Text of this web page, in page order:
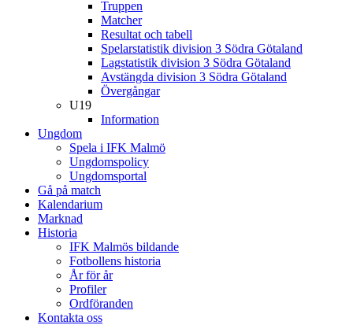
Truppen
Matcher
Resultat och tabell
Spelarstatistik division 3 Södra Götaland
Lagstatistik division 3 Södra Götaland
Avstängda division 3 Södra Götaland
Övergångar
U19
Information
Ungdom
Spela i IFK Malmö
Ungdomspolicy
Ungdomsportal
Gå på match
Kalendarium
Marknad
Historia
IFK Malmös bildande
Fotbollens historia
År för år
Profiler
Ordföranden
Kontakta oss